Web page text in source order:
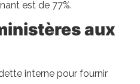
est de 77%.
aux
interne pour fournir